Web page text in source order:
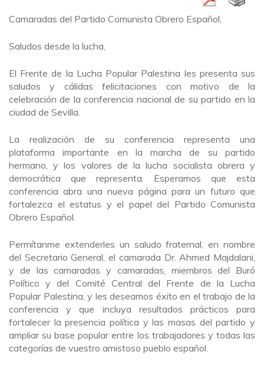
Camaradas del Partido Comunista Obrero Español,
Saludos desde la lucha,
El Frente de la Lucha Popular Palestina les presenta sus
saludos y cálidas felicitaciones con motivo de la
celebración de la conferencia nacional de su partido en la
ciudad de Sevilla.
La realización de su conferencia representa una
plataforma importante en la marcha de su partido
hermano, y los valores de la lucha socialista obrera y
democrática que representa. Esperamos que esta
conferencia abra una nueva página para un futuro que
fortalezca el estatus y el papel del Partido Comunista
Obrero Español.
Permítanme extenderles un saludo fraternal, en nombre
del Secretario General, el camarada Dr. Ahmed Majdalani,
y de las camaradas y camaradas, miembros del Buró
Político y del Comité Central del Frente de la Lucha
Popular Palestina, y les deseamos éxito en el trabajo de la
conferencia y que incluya resultados prácticos para
fortalecer la presencia política y las masas del partido y
ampliar su base popular entre los trabajadores y todas las
categorías de vuestro amistoso pueblo español.